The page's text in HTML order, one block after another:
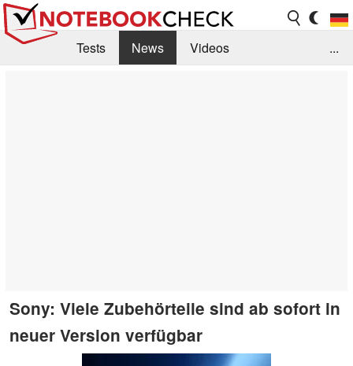
Tests News
Videos
...
Sony: Viele Zubehörteile sind ab sofort in
neuer Version verfügbar